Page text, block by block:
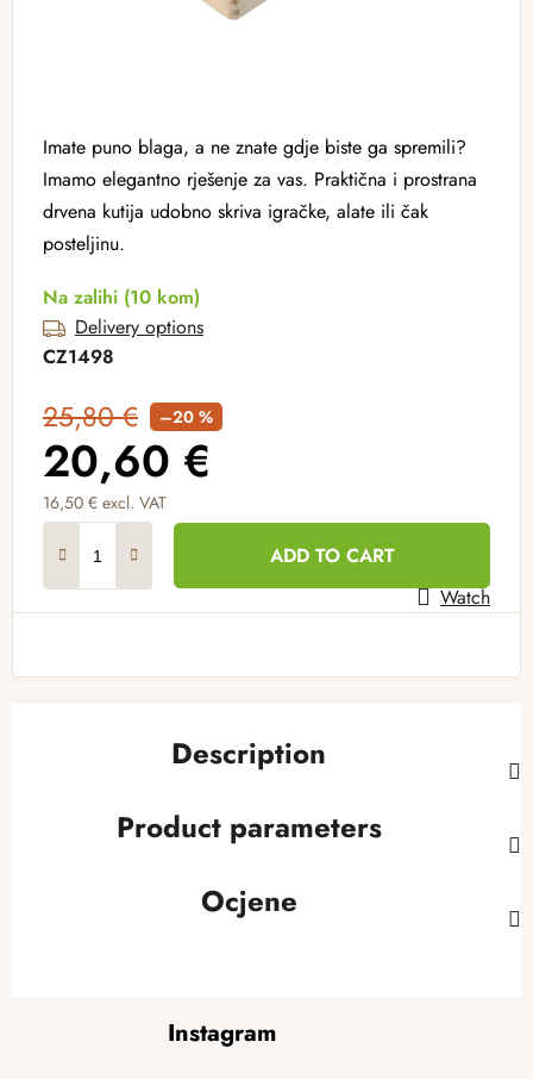
Imate puno blaga, a ne znate gdje biste ga spremili?
Imamo elegantno rješenje za vas. Praktična i prostrana
drvena kutija udobno skriva igračke, alate ili čak
posteljinu.
Na zalihi (10 kom)
Delivery options
CZ1498
25,80 € –20 %
20,60 €
16,50 € excl. VAT
ADD TO CART
Watch
Description
Product parameters
Ocjene
Instagram